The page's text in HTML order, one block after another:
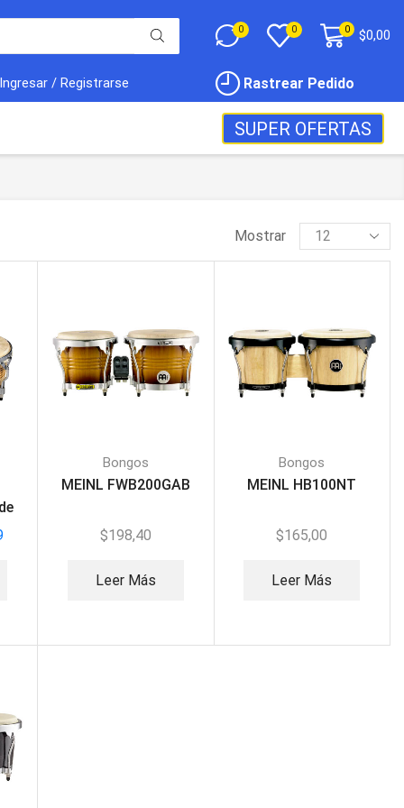
0 0 0 $0,00
Ingresar / Registrarse Rastrear Pedido
SUPER OFERTAS
Mostrar
Bongos
MEINL FWB200GAB
$198,40
Leer Más
Bongos
MEINL HB100NT
$165,00
Leer Más